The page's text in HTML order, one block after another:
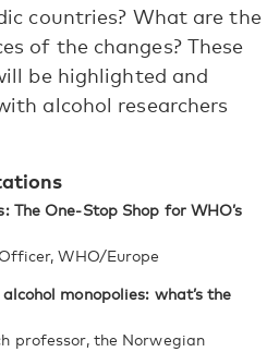
countries? What are the
of the changes? These
be highlighted and
alcohol researchers
The One-Stop Shop for WHO’s
WHO/Europe
monopolies: what’s the
professor, the Norwegian